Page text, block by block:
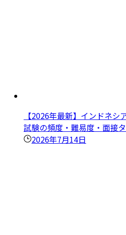
【2026年最新】インドネシ
試験の頻度・難易度・面接
2026年7月14日